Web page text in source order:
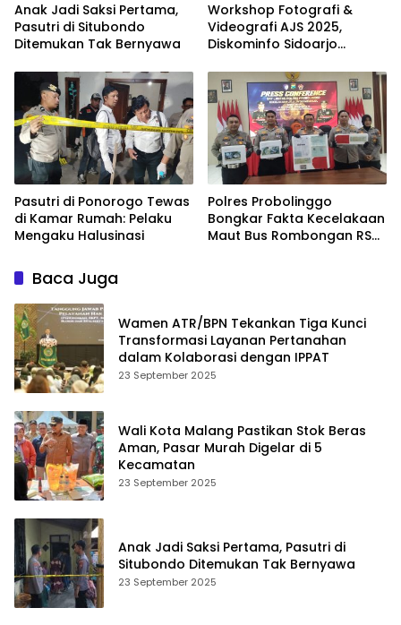
Anak Jadi Saksi Pertama,
Pasutri di Situbondo
Ditemukan Tak Bernyawa
Workshop Fotografi &
Videografi AJS 2025,
Diskominfo Sidoarjo
Angkat Sejarah dan
Budaya
Pasutri di Ponorogo Tewas
di Kamar Rumah: Pelaku
Mengaku Halusinasi
Polres Probolinggo
Bongkar Fakta Kecelakaan
Maut Bus Rombongan RS
Baca Juga
Wamen ATR/BPN Tekankan Tiga Kunci
Transformasi Layanan Pertanahan
dalam Kolaborasi dengan IPPAT
23 September 2025
Wali Kota Malang Pastikan Stok Beras
Aman, Pasar Murah Digelar di 5
Kecamatan
23 September 2025
Anak Jadi Saksi Pertama, Pasutri di
Situbondo Ditemukan Tak Bernyawa
23 September 2025